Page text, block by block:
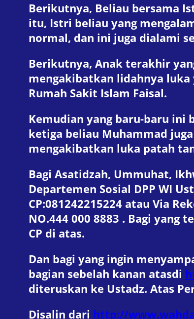
Berikutnya, Beliau bersama
itu, Istri beliau yang
normal, dan ini juga dialami
Berikutnya, Anak terakhir
mengakibatkan lidahnya
Rumah Sakit Islam Faisal.
Kemudian yang baru-baru ini
ketiga beliau Muhammad
mengakibatkan luka patah
Bagi Asatidzah, Ummuhat,
Departemen Sosial DPP WI
CP:081242215224 atau Via
NO.444 000 8883 . Bagi
CP di atas.
Dan bagi yang ingin
bagian sebelah kanan atasdi
diteruskan ke Ustadz. Atas
Disalin dari http://